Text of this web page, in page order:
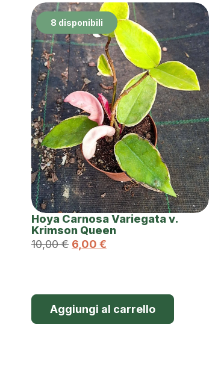
8 disponibili
Hoya Carnosa Variegata v.
Krimson Queen
10,00€ 6,00 €
Aggiungi al carrello